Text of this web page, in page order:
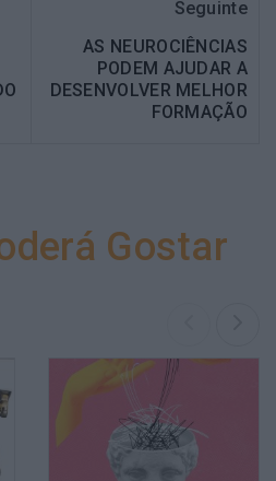
Seguinte
AS NEUROCIÊNCIAS
PODEM AJUDAR A
DESENVOLVER MELHOR
FORMAÇÃO
Gostar